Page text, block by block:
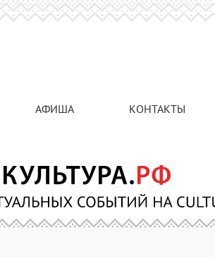
АФИША КОНТАКТЫ